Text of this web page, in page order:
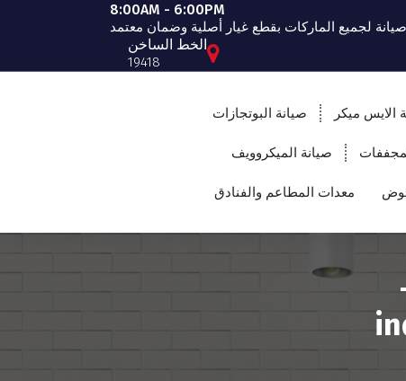
8:00AM - 6:00PM
لجميع الماركات بقطع غيار أصلية وضمان معتمد
الخط الساخن
19418
الايس ميكر صيانة البوتجازات
صيانة الميكروويف
معدات المطاعم والفنادق
–